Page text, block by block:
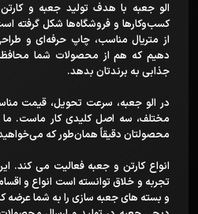
الو جعبه با هدف تولید جعبه و
کسب‌وکارها و فروشگاه‌ها شکل گرفته
از متریال مناسب، چاپ حرفه‌ای و
دهیم که هم از محصولات شما
جذابی به برندتان بدهد.
در الو جعبه، سرعت تحویل، قیمت
مختلف، سه اصل کلیدی کار ماست. ما
محصولتان دقیقاً همان‌طور که
انواع کارتن و جعبه فعالیت می کند.
تجربه و خلاق توانسته است انواع و
و بسته های جعبه سازی را به شما عرضه